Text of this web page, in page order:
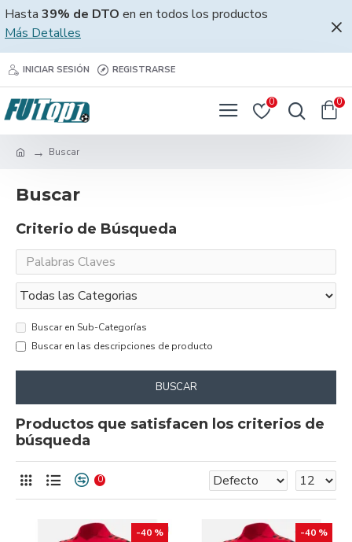
Hasta 39% de DTO en en todos los productos
Más Detalles
INICIAR SESIÓN REGISTRARSE
0 0
Buscar
Buscar
Criterio de Búsqueda
Buscar en Sub-Categorías
Buscar en las descripciones de producto
BUSCAR
Productos que satisfacen los criterios de
búsqueda
0
-40 % -40 %